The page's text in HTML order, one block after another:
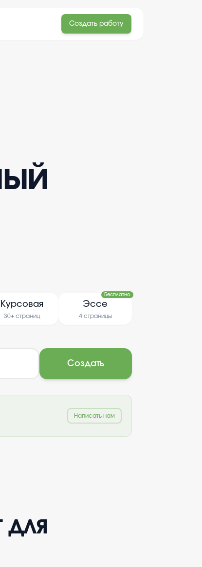
Создать работу
Курсовая
30+ страниц
Эссе
4 страницы
Бесплатно
Создать
Написать нам
для